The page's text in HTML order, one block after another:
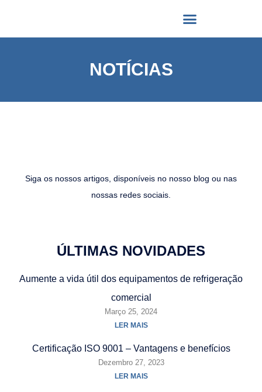
NOTÍCIAS
Siga os nossos artigos, disponíveis no nosso blog ou nas
nossas redes sociais.
ÚLTIMAS NOVIDADES
Aumente a vida útil dos equipamentos de refrigeração
comercial
Março 25, 2024
LER MAIS
Certificação ISO 9001 – Vantagens e benefícios
Dezembro 27, 2023
LER MAIS